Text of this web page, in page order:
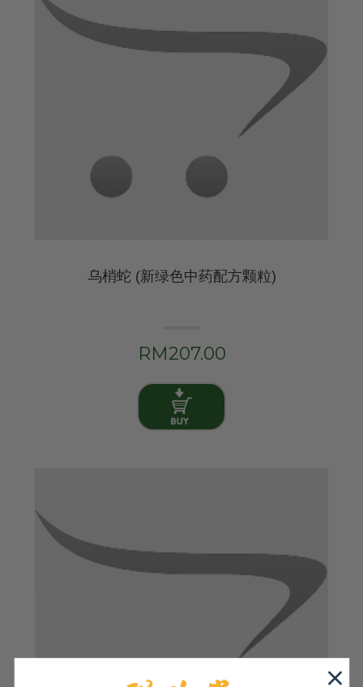
乌梢蛇 (新绿色中药配方颗粒)
RM207.00